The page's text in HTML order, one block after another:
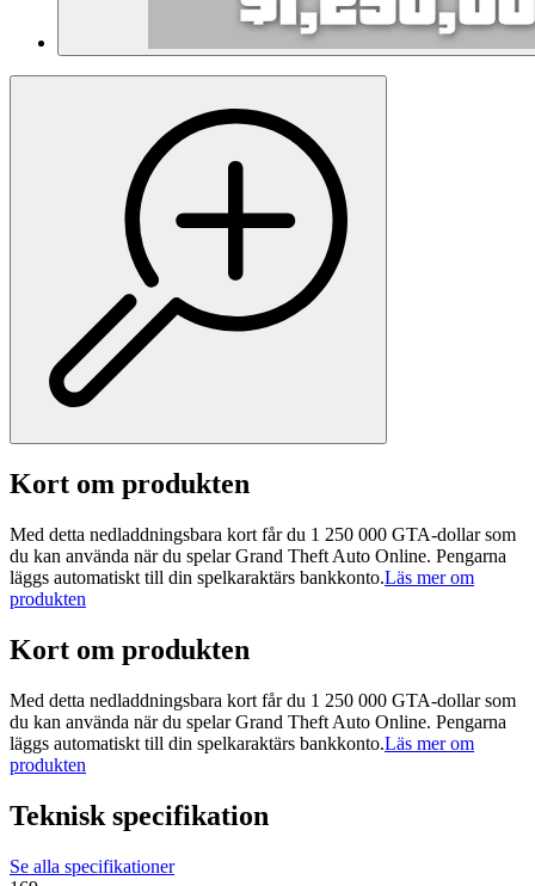
Kort om produkten
Med detta nedladdningsbara kort får du 1 250 000 GTA-dollar som
du kan använda när du spelar Grand Theft Auto Online. Pengarna
läggs automatiskt till din spelkaraktärs bankkonto.Läs mer om
produkten
Kort om produkten
Med detta nedladdningsbara kort får du 1 250 000 GTA-dollar som
du kan använda när du spelar Grand Theft Auto Online. Pengarna
läggs automatiskt till din spelkaraktärs bankkonto.Läs mer om
produkten
Teknisk specifikation
Se alla specifikationer